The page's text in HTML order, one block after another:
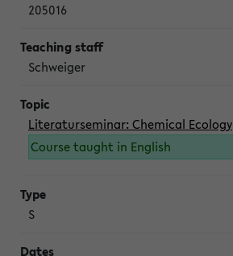
205016
Schweiger
Literaturseminar: Chemical Ecology
Course taught in English
S